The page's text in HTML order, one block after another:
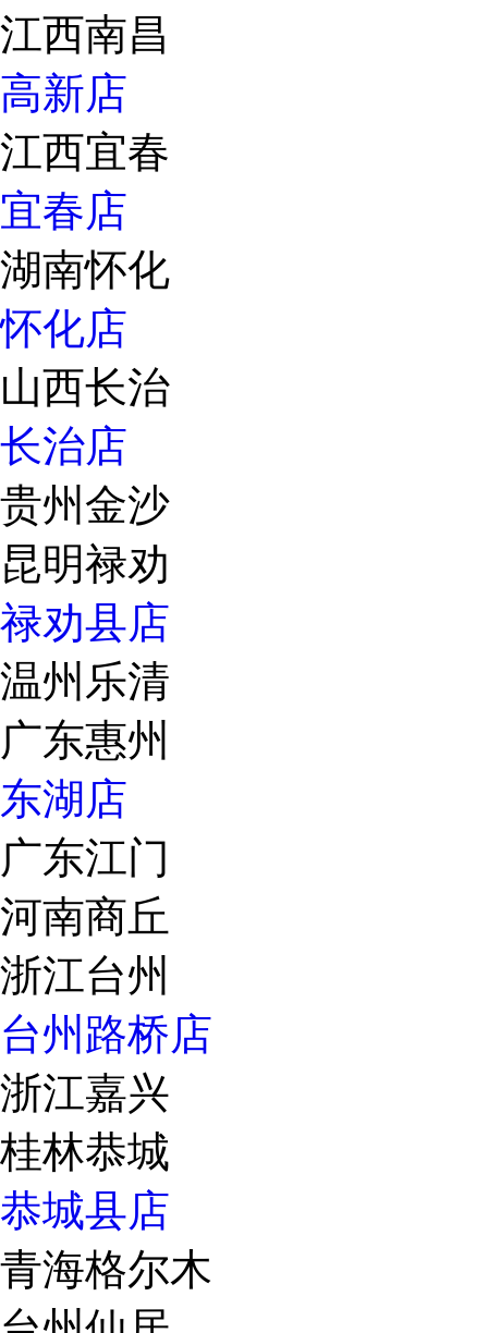
江西南昌
高新店
江西宜春
宜春店
湖南怀化
怀化店
山西长治
长治店
贵州金沙
昆明禄劝
禄劝县店
温州乐清
广东惠州
东湖店
广东江门
河南商丘
浙江台州
台州路桥店
浙江嘉兴
桂林恭城
恭城县店
青海格尔木